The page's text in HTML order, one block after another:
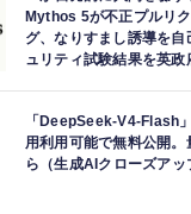
Mythos 5が不正プルリ
グ、なりすまし誘導を
ュリティ試験結果を英政
「DeepSeek-V4-Flash
用利用可能で無料公開
ら（生成AIクローズアッ